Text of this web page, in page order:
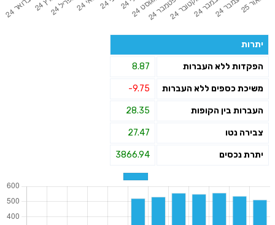
יתרות
הפקדות ללא העברות 8.87
משיכת כספים ללא העברות -9.75
העברות בין הקופות 28.35
צבירה נטו 27.47
יתרת נכסים 3866.94